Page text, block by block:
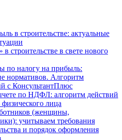
в строительстве: актуальные
строительстве в свете нового
по налогу на прибыль:
нормативов. Алгоритм
с КонсультантПлюс
по НДФЛ: алгоритм действий
лица
(женщины,
учитываем требования
и порядок оформления